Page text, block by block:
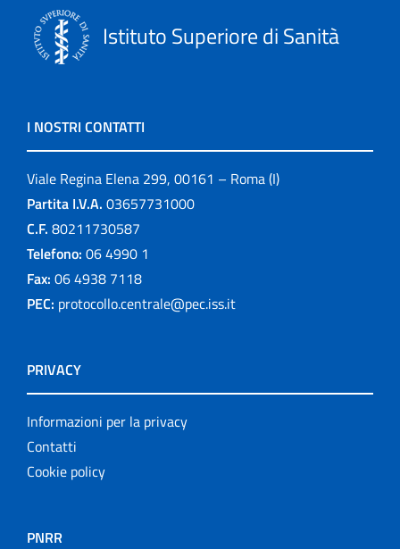
Istituto Superiore di Sanità
I NOSTRI CONTATTI
Viale Regina Elena 299, 00161 – Roma (I)
Partita I.V.A. 03657731000
C.F. 80211730587
Telefono: 06 4990 1
Fax: 06 4938 7118
PEC: protocollo.centrale@pec.iss.it
PRIVACY
Informazioni per la privacy
Contatti
Cookie policy
PNRR